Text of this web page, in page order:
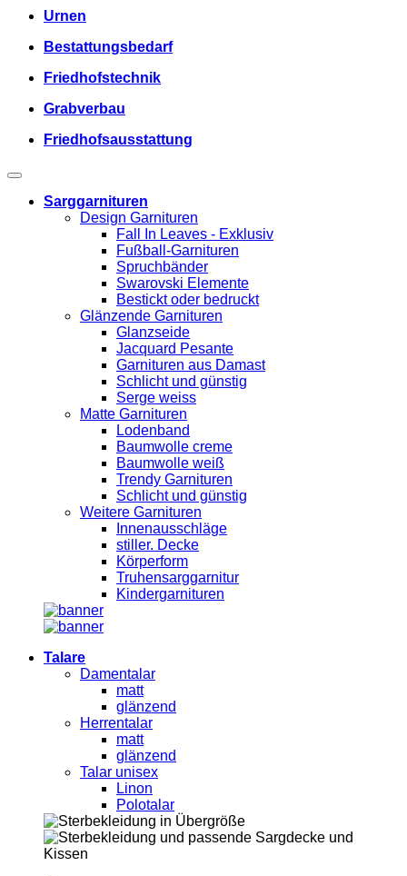
Urnen
Bestattungsbedarf
Friedhofstechnik
Grabverbau
Friedhofsausstattung
Sarggarnituren
Design Garnituren
Fall In Leaves - Exklusiv
Fußball-Garnituren
Spruchbänder
Swarovski Elemente
Bestickt oder bedruckt
Glänzende Garnituren
Glanzseide
Jacquard Pesante
Garnituren aus Damast
Schlicht und günstig
Serge weiss
Matte Garnituren
Lodenband
Baumwolle creme
Baumwolle weiß
Trendy Garnituren
Schlicht und günstig
Weitere Garnituren
Innenausschläge
stiller. Decke
Körperform
Truhensarggarnitur
Kindergarnituren
Talare
Damentalar
matt
glänzend
Herrentalar
matt
glänzend
Talar unisex
Linon
Polotalar